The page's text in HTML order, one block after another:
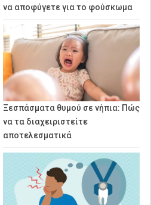
να αποφύγετε για το φούσκωμα
Ξεσπάσματα θυμού σε νήπια: Πώς
να τα διαχειριστείτε
αποτελεσματικά